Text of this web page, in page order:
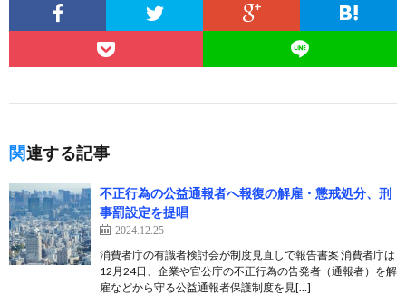
関連する記事
不正行為の公益通報者へ報復の解雇・懲戒処分、刑
事罰設定を提唱
2024.12.25
消費者庁の有識者検討会が制度見直しで報告書案 消費者庁は
12月24日、企業や官公庁の不正行為の告発者（通報者）を解
雇などから守る公益通報者保護制度を見[…]